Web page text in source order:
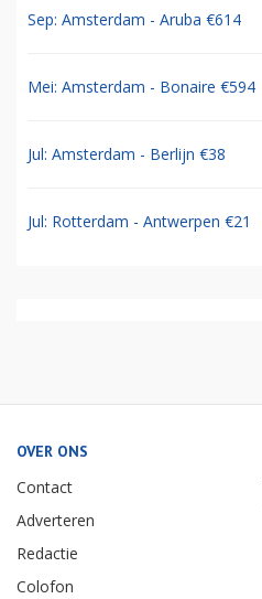
Sep: Amsterdam - Aruba €614
Mei: Amsterdam - Bonaire €594
Jul: Amsterdam - Berlijn €38
Jul: Rotterdam - Antwerpen €21
OVER ONS
Contact
Adverteren
Redactie
Colofon